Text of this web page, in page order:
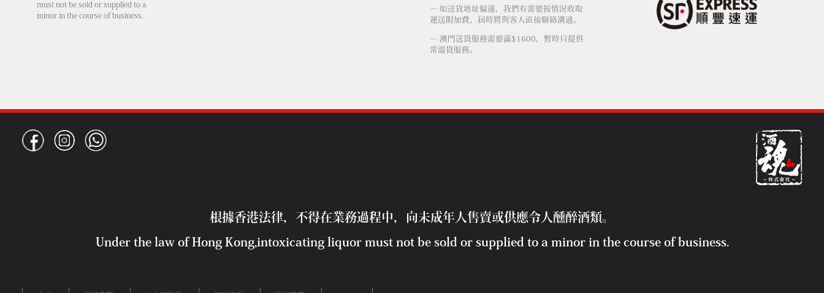
must not be sold or supplied to a
minor in the course of business.
－ 如送貨地址偏遠，我們有需要按情況收取
運送附加費，屆時將與客人直接聯絡溝通。
－ 澳門送貨服務需要滿$1600，暫時只提供
常溫貨服務。
根據香港法律，不得在業務過程中，向未成年人售賣或供應令人醺醉酒類。
Under the law of Hong Kong,intoxicating liquor must not be sold or supplied to a minor in the course of business.